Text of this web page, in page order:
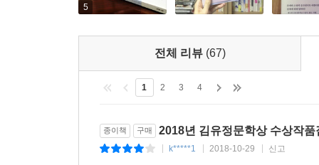
한국문학의 미래를 내다보는 소중한 시간, 6편의
「손」, 주거공간에서 지속적으로 들려오는 출
「희박한 마음」, 폐지 줍는 노인과 엮인 뺑소니
또한 성경 창세기의 ‘소돔과 고모라’의 에피소드
일본의 생태를 고도로 밀집된 묘사와 블랙유머
주목할 만한 수작이다.
5
전체 리뷰 (67)
1 2 3 4
종이책 구매 2018년 김유정문학상 수상작품
k*****1 2018-10-29 신고